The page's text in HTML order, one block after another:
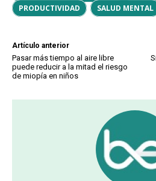
PRODUCTIVIDAD
SALUD MENTAL
Artículo anterior
Pasar más tiempo al aire libre
puede reducir a la mitad el riesgo
de miopía en niños